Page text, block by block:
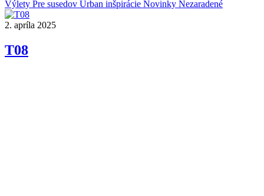
Výlety Pre susedov Urban inšpirácie Novinky Nezaradené
2. apríla 2025
T08